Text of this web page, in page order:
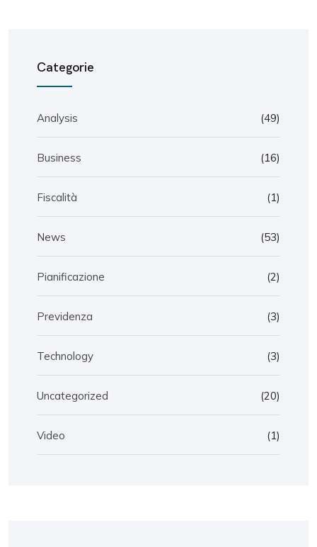
Categorie
Analysis (49)
Business (16)
Fiscalità (1)
News (53)
Pianificazione (2)
Previdenza (3)
Technology (3)
Uncategorized (20)
Video (1)